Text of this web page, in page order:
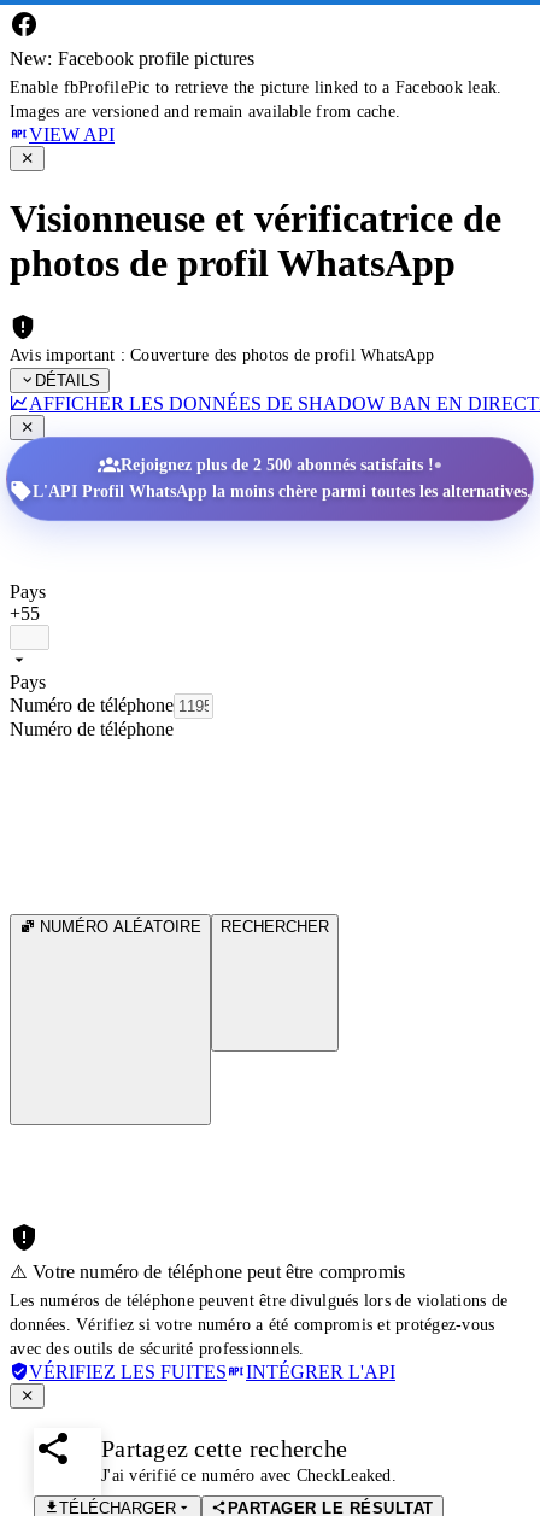
New: Facebook profile pictures
Enable fbProfilePic to retrieve the picture linked to a Facebook leak.
Images are versioned and remain available from cache.
VIEW API
Visionneuse et vérificatrice de
photos de profil WhatsApp
Avis important : Couverture des photos de profil WhatsApp
DÉTAILS
AFFICHER LES DONNÉES DE SHADOW BAN EN DIRECT
Rejoignez plus de 2 500 abonnés satisfaits !•
L'API Profil WhatsApp la moins chère parmi toutes les alternatives.
Pays
+55
Pays
Numéro de téléphone
Numéro de téléphone
NUMÉRO ALÉATOIRE RECHERCHER
⚠️ Votre numéro de téléphone peut être compromis
Les numéros de téléphone peuvent être divulgués lors de violations de
données. Vérifiez si votre numéro a été compromis et protégez-vous
avec des outils de sécurité professionnels.
VÉRIFIEZ LES FUITES INTÉGRER L'API
Partagez cette recherche
J'ai vérifié ce numéro avec CheckLeaked.
TÉLÉCHARGER
PARTAGER LE RÉSULTAT